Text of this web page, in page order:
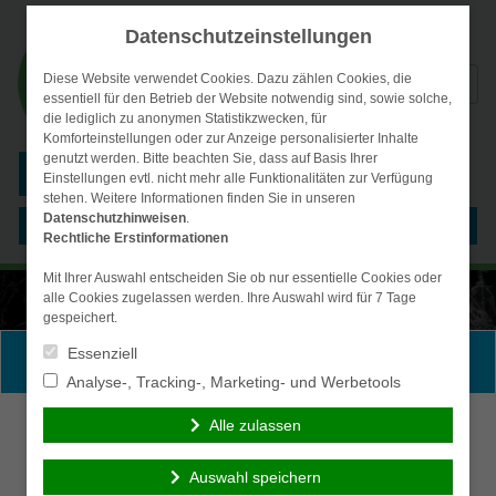
Suchen
nach:
simplr-Login
Persönliche Beratung gewünscht?
Ich wünsche eine persönliche
Beratung und möchte Kontakt
mit einem Berater aufnehmen.
Ich verzichte auf eine
persönliche Beratung und
möchte mit dem Besuch der
Seite fortfahren.
Datenschutzeinstellungen
Diese Website verwendet Cookies. Dazu zählen Cookies, die
essentiell für den Betrieb der Website notwendig sind, sowie solche,
die lediglich zu anonymen Statistikzwecken, für
Komforteinstellungen oder zur Anzeige personalisierter Inhalte
genutzt werden. Bitte beachten Sie, dass auf Basis Ihrer
Einstellungen evtl. nicht mehr alle Funktionalitäten zur Verfügung
stehen. Weitere Informationen finden Sie in unseren
Datenschutzhinweisen.
Rechtliche Erstinformationen
Mit Ihrer Auswahl entscheiden Sie ob nur essentielle Cookies oder
alle Cookies zugelassen werden. Ihre Auswahl wird für 7 Tage
gespeichert.
Essenziell
Analyse-, Tracking-, Marketing- und Werbetools
Alle zulassen
Auswahl speichern